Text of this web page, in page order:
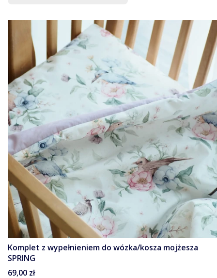
Komplet z wypełnieniem do wózka/kosza mojżesza
SPRING
Cena
69,00 zł